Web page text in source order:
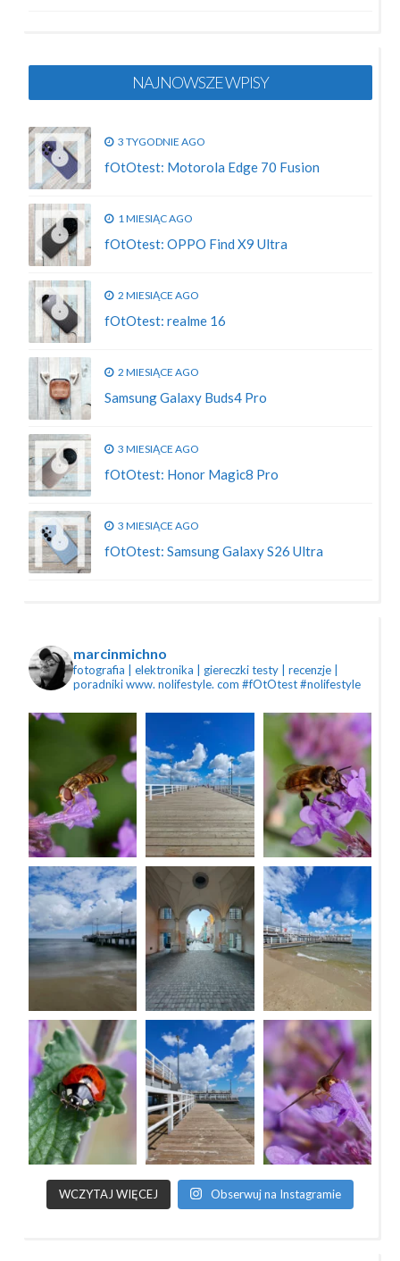
NAJNOWSZE WPISY
3 TYGODNIE AGO
fOtOtest: Motorola Edge 70 Fusion
1 MIESIĄC AGO
fOtOtest: OPPO Find X9 Ultra
2 MIESIĄCE AGO
fOtOtest: realme 16
2 MIESIĄCE AGO
Samsung Galaxy Buds4 Pro
3 MIESIĄCE AGO
fOtOtest: Honor Magic8 Pro
3 MIESIĄCE AGO
fOtOtest: Samsung Galaxy S26 Ultra
marcinmichno
fotografia | elektronika | giereczkitesty | recenzje |
poradnikiwww. nolifestyle. com #fOtOtest #nolifestyle
WCZYTAJ WIĘCEJ Obserwuj na Instagramie